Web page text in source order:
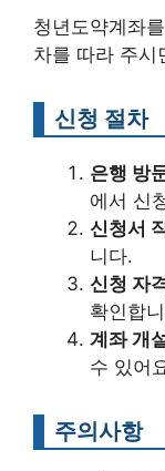
청년도약계좌
차를 따라 주시
신청 절차
은행 방
에서 신
신청서
니다.
신청 자
확인합
계좌 개
수 있어
주의사항